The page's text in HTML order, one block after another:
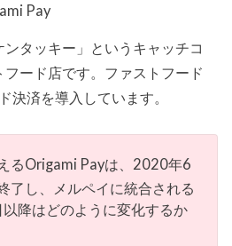
Pay
ンタッキー」というキャッチコ
ード店です。ファストフード
決済を導入しています。
るOrigami Payは、2020年6
了し、メルペイに統合される
降はどのように変化するか